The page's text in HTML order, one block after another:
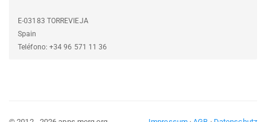
E-03183 TORREVIEJA
Spain
Teléfono: +34 96 571 11 36